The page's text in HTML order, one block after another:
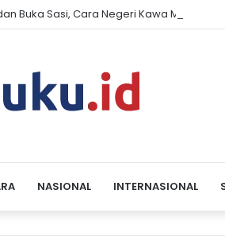
Buka Sasi, Cara Negeri Kawa Merawat
NASIONAL INTERNASIONAL